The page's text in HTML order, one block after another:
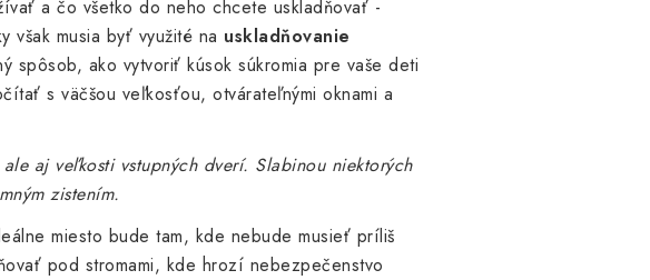
a čo všetko do neho chcete uskladňovať -
musia byť využité na uskladňovanie
spôsob, ako vytvoriť kúsok súkromia pre vaše deti
s väčšou veľkosťou, otvárateľnými oknami a
aj veľkosti vstupných dverí. Slabinou niektorých
zistením.
miesto bude tam, kde nebude musieť príliš
pod stromami, kde hrozí nebezpečenstvo